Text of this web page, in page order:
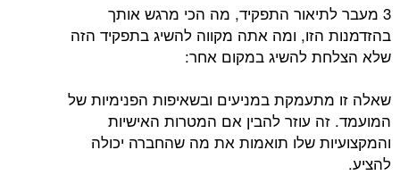
3 מעבר לתיאור התפקיד, מה הכי מרגש אותך
בהזדמנות הזו, ומה אתה מקווה להשיג בתפקיד הזה
שלא הצלחת להשיג במקום אחר:
שאלה זו מתעמקת במניעים ובשאיפות הפנימיות של
המועמד. זה עוזר להבין אם המטרות האישיות
והמקצועיות שלו תואמות את מה שהחברה יכולה
להציע.